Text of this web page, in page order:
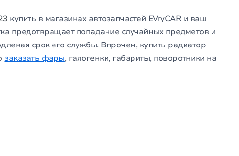
купить в магазинах автозапчастей EVryCAR и ваш
предотвращает попадание случайных предметов и
срок его службы. Впрочем, купить радиатор
заказать фары, галогенки, габариты, поворотники на